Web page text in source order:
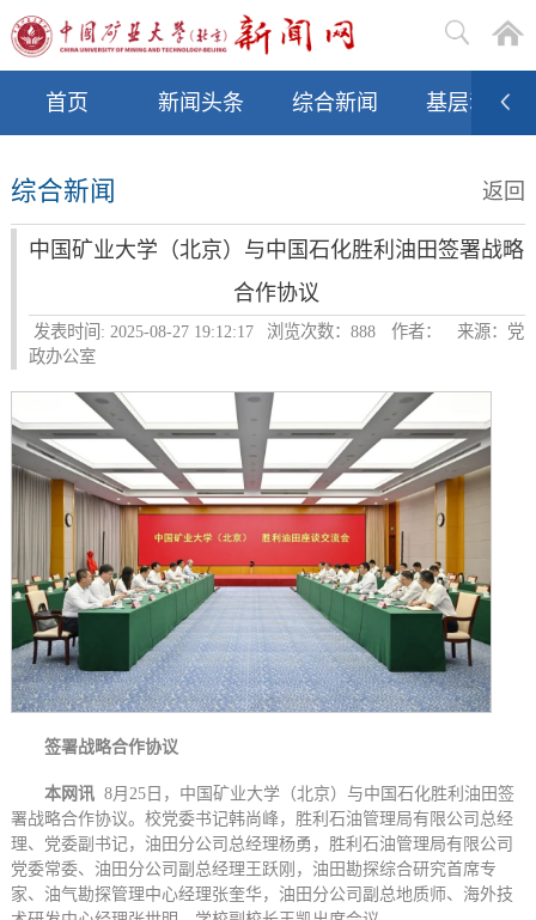
首页 新闻头条 综合新闻 基层动态
综合新闻 返回
中国矿业大学（北京）与中国石化胜利油田签署战略
合作协议
发表时间: 2025-08-27 19:12:17 浏览次数： 888 作者：
来源：党
政办公室
签署战略合作协议
本网讯 8月25日，中国矿业大学（北京）与中国石化胜利油田签
署战略合作协议。校党委书记韩尚峰，胜利石油管理局有限公司总经
理、党委副书记，油田分公司总经理杨勇，胜利石油管理局有限公司
党委常委、油田分公司副总经理王跃刚，油田勘探综合研究首席专
家、油气勘探管理中心经理张奎华，油田分公司副总地质师、海外技